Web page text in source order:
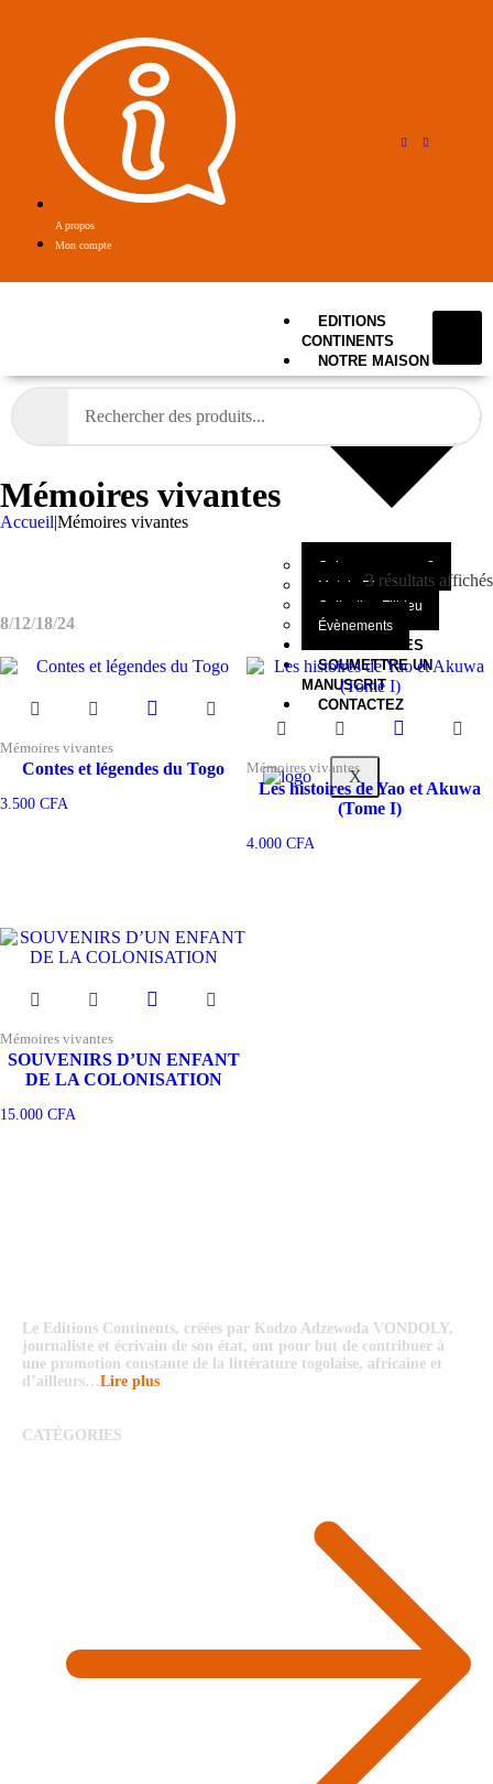
A propos
Mon compte
EDITIONS
CONTINENTS
NOTRE MAISON
Qui sommes-nous?
Mot du Directeur
Collection Filbleu
Évènements
NOS OEUVRES
SOUMETTRE UN
MANUSCRIT
CONTACTEZ
X
Mémoires vivantes
Accueil|Mémoires vivantes
3 résultats affichés
8 12 18 24
Mémoires vivantes
Contes et légendes du Togo
3.500 CFA
Mémoires vivantes
Les histoires de Yao et Akuwa
(Tome I)
4.000 CFA
Mémoires vivantes
SOUVENIRS D’UN ENFANT
DE LA COLONISATION
15.000 CFA
Le Editions Continents, créées par Kodzo Adzewoda VONDOLY,
journaliste et écrivain de son état, ont pour but de contribuer à
une promotion constante de la littérature togolaise, africaine et
d’ailleurs…Lire plus
CATÉGORIES